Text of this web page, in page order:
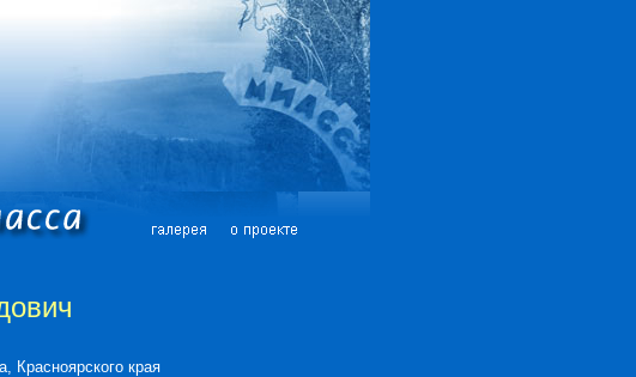
Красноярского края